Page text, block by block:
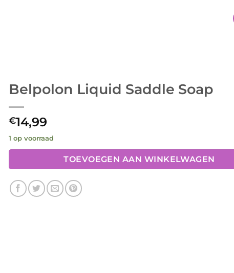
Belpolon Liquid Saddle Soap
€14,99
1 op voorraad
TOEVOEGEN AAN WINKELWAGEN